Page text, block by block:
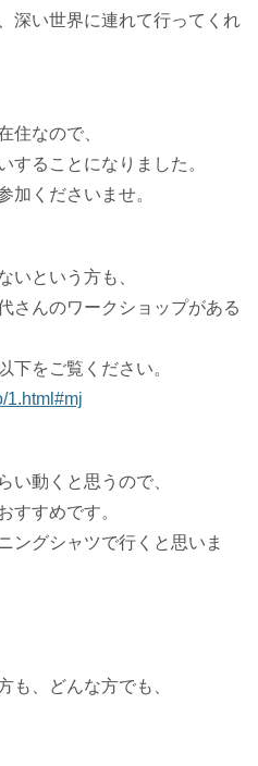
深い世界に連れて行ってくれ
住なので、
することになりました。
加くださいませ。
いという方も、
さんのワークショップがある
下をご覧ください。
1.html#mj
い動くと思うので、
すすめです。
ングシャツで行くと思いま
も、どんな方でも、